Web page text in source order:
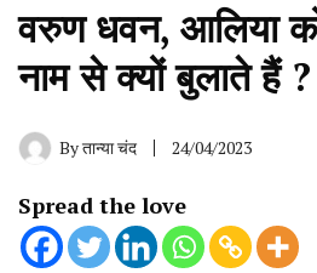
वरुण धवन, आलिया
नाम से क्यों बुलाते हैं ?
Byतान्या चंद 24/04/2023
Spread the love